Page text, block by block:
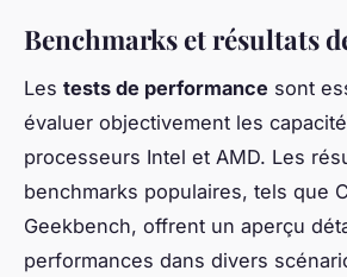
Benchmarks et résultats
Les tests de performance sont
évaluer objectivement les
processeurs Intel et AMD. Les
benchmarks populaires, tels que
Geekbench, offrent un aperçu
performances dans divers